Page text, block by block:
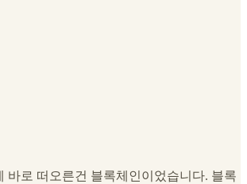
바로 떠오른건 블록체인이었습니다. 블록